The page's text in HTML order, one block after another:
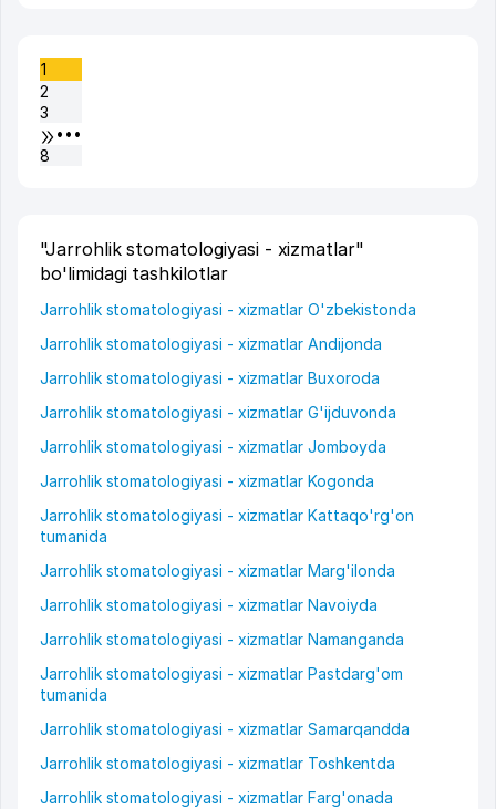
1
2
3
•••
8
"Jarrohlik stomatologiyasi - xizmatlar"
bo'limidagi tashkilotlar
Jarrohlik stomatologiyasi - xizmatlar O'zbekistonda
Jarrohlik stomatologiyasi - xizmatlar Andijonda
Jarrohlik stomatologiyasi - xizmatlar Buxoroda
Jarrohlik stomatologiyasi - xizmatlar G'ijduvonda
Jarrohlik stomatologiyasi - xizmatlar Jomboyda
Jarrohlik stomatologiyasi - xizmatlar Kogonda
Jarrohlik stomatologiyasi - xizmatlar Kattaqo'rg'on
tumanida
Jarrohlik stomatologiyasi - xizmatlar Marg'ilonda
Jarrohlik stomatologiyasi - xizmatlar Navoiyda
Jarrohlik stomatologiyasi - xizmatlar Namanganda
Jarrohlik stomatologiyasi - xizmatlar Pastdarg'om
tumanida
Jarrohlik stomatologiyasi - xizmatlar Samarqandda
Jarrohlik stomatologiyasi - xizmatlar Toshkentda
Jarrohlik stomatologiyasi - xizmatlar Farg'onada